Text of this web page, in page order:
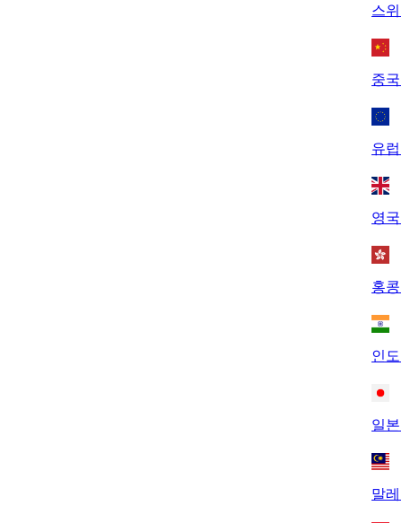
스
중
유
영
홍
인
일
말